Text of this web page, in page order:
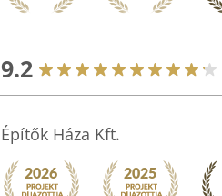
9.2
Építők Háza Kft.